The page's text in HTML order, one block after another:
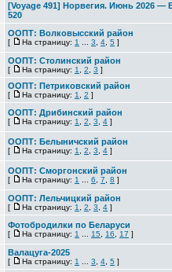
[Voyage 491] Норвегия. Июнь 2026 —
520
ООПТ: Волковысский район
[ На страницу: 1 3 4 5 ]
ООПТ: Столинский район
[ На страницу: 1 2 3 ]
ООПТ: Петриковский район
[ На страницу: 1 2 ]
ООПТ: Дрибинский район
[ На страницу: 1 2 3 4 ]
ООПТ: Белыничский район
[ На страницу: 1 2 3 4 ]
ООПТ: Сморгонский район
[ На страницу: 1 6 7 8 ]
ООПТ: Лельчицкий район
[ На страницу: 1 2 3 4 ]
Фотобродилки по Беларуси
[ На страницу: 1 15 16 17 ]
Валацуга-2025
[ На страницу: 1 3 4 5 ]